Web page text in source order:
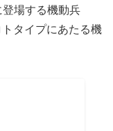
場する機動兵
タイプにあたる機